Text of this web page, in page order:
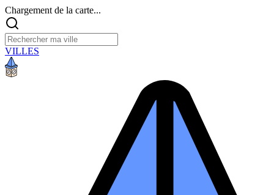
Chargement de la carte...
VILLES